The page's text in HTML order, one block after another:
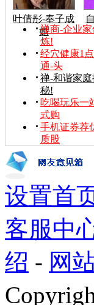
叶倩彤-奉子成
婚
禅商-企业家
炼!
经穴健康1点
通-头
禅-和谐家庭
秘!
吃喝玩乐一
式购
手机证券荐
质股
设置首
客服中
绍 - 网